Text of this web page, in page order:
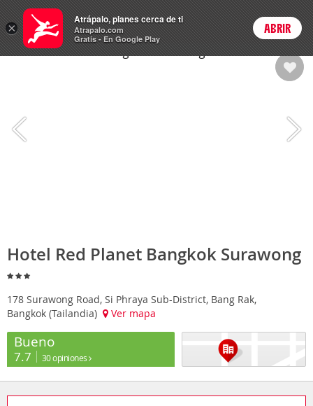
Hoteles Login
Hotel Red Planet Bangkok Surawong
178 Surawong Road, Si Phraya Sub-District, Bang Rak,
Bangkok (Tailandia)
Ver mapa
Bueno
7.7 30 opiniones
×
Atrápalo, planes cerca de ti
Atrapalo.com
Gratis - En Google Play
ABRIR